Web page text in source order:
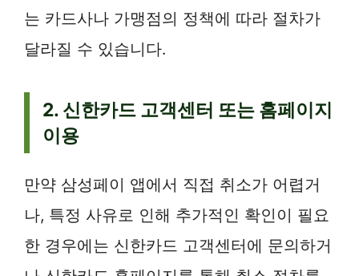
는 카드사나 가맹점의 정책에 따라 절차가
달라질 수 있습니다.
2. 신한카드 고객센터 또는 홈페이지
이용
만약 삼성페이 앱에서 직접 취소가 어렵거
나, 특정 사유로 인해 추가적인 확인이 필요
한 경우에는 신한카드 고객센터에 문의하거